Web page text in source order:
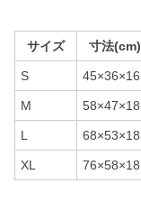
サイズ 寸法(cm)
S 45×36×16
M 58×47×18
L 68×53×18
XL 76×58×18